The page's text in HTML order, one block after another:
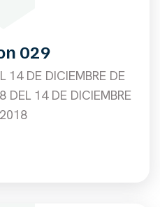
029
14 DE DICIEMBRE DE
DEL 14 DE DICIEMBRE